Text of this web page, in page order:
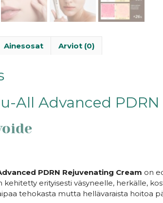
Ainesosat Arviot (0)
All Advanced
PDRN Rejuvenating Cream on
kehitetty erityisesti väsyneelle, herkälle,
tehokasta mutta hellävaraista hoitoa